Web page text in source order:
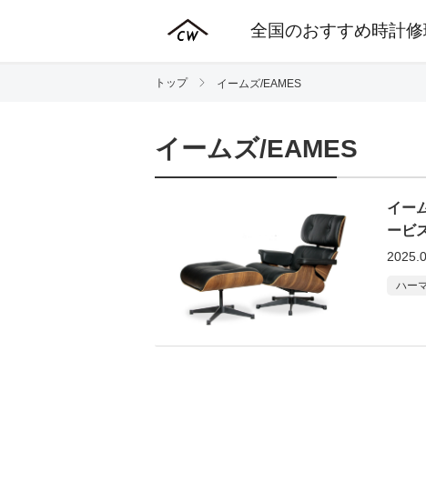
全国のおすすめ時計
トップ イームズ/EAMES
イームズ/EAMES
イー
ービ
ハー